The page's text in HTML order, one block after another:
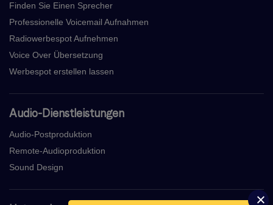
Finden Sie Einen Sprecher
Professionelle Voicemail Aufnahmen
Radiowerbespot Aufnehmen
Voice Over Übersetzung
Werbespot erstellen lassen
Audio-Dienstleistungen
Audio-Postproduktion
Remote-Audioproduktion
Sound Design